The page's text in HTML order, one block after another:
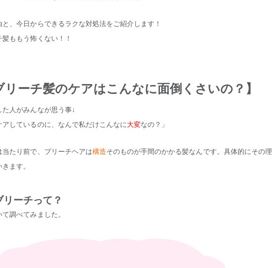
、今日からできるラクな対処法をご紹介します！
ももう怖くない！！
リーチ髪のケアはこんなに面倒くさいの？】
た人がみんなが思う事↓
アしているのに、なんで私だけこんなに大変なの？」
当たり前で、ブリーチヘアは構造そのものが手間のかかる髪なんです。具体的にその理
ます。
ーチって？
調べてみました。